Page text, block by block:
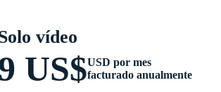
vídeo
US$USD por mes
facturado anualmente